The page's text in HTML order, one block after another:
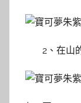
2、在山